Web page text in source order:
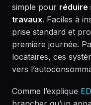
simple pour réduire
travaux. Faciles à
prise standard et
première journée.
locataires, ces
vers
Comme l’explique